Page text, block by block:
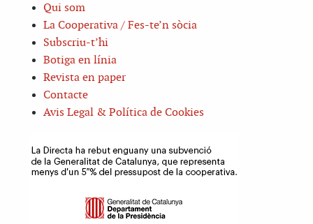
Qui som
La Cooperativa / Fes-te’n sòcia
Subscriu-t’hi
Botiga en línia
Revista en paper
Contacte
Avis Legal & Política de Cookies